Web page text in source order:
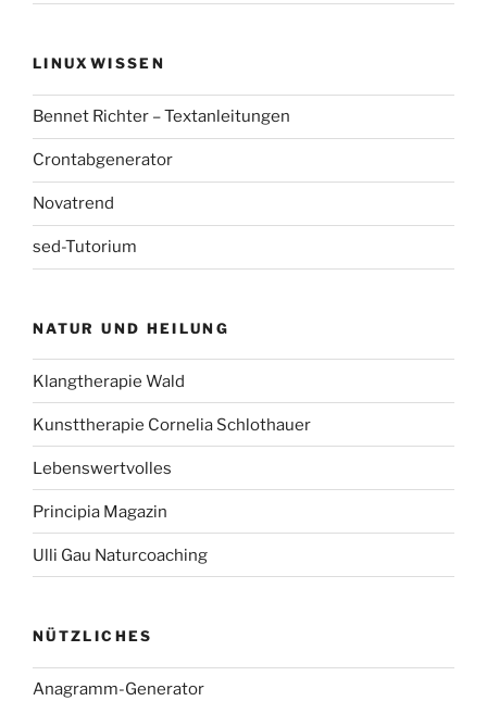
LINUXWISSEN
Bennet Richter – Textanleitungen
Crontabgenerator
Novatrend
sed-Tutorium
NATUR UND HEILUNG
Klangtherapie Wald
Kunsttherapie Cornelia Schlothauer
Lebenswertvolles
Principia Magazin
Ulli Gau Naturcoaching
NÜTZLICHES
Anagramm-Generator